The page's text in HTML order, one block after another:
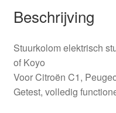
Beschrijving
Stuurkolom elektrisch
of Koyo
Voor Citroën C1,
Getest, volledig